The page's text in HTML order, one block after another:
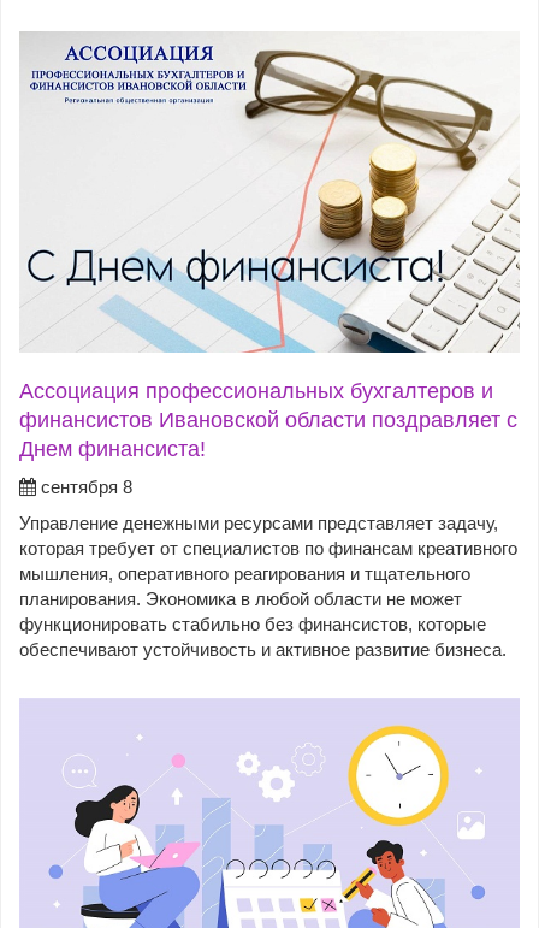
Ассоциация профессиональных бухгалтеров и
финансистов Ивановской области поздравляет с
Днем финансиста!
сентября 8
Управление денежными ресурсами представляет задачу,
которая требует от специалистов по финансам креативного
мышления, оперативного реагирования и тщательного
планирования. Экономика в любой области не может
функционировать стабильно без финансистов, которые
обеспечивают устойчивость и активное развитие бизнеса.